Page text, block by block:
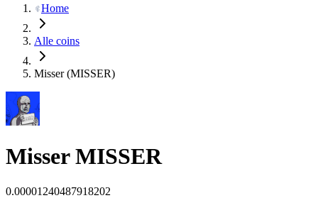
Home
Alle coins
Misser (MISSER)
Misser MISSER
0.00001240487918202